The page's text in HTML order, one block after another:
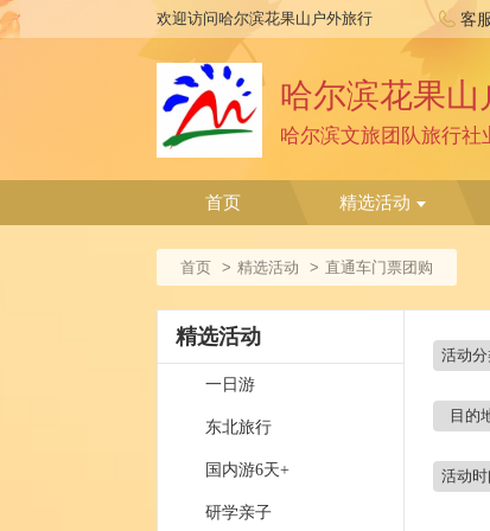
欢迎访问哈尔滨花果山户外旅行 客
哈尔滨花果山
首页 精选活动
首页 精选活动 直通车门票团购
精选活动
一日游
东北旅行
国内游6天+
研学亲子
活动
目的
活动时